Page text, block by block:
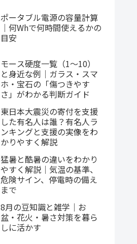
ポータブル電源の容量計算
｜何Whで何時間使えるかの
目安
モース硬度一覧（1〜10）
と身近な例｜ガラス・スマ
ホ・宝石の「傷つきやす
さ」がわかる判断ガイド
東日本大震災の寄付を支援
した有名人は誰？有名人ラ
ンキングと支援の実像をわ
かりやすく解説
猛暑と酷暑の違いをわかり
やすく解説｜気温の基準、
危険サイン、停電時の備え
まで
8月の豆知識と雑学｜お
盆・花火・暑さ対策を暮ら
しに活かす